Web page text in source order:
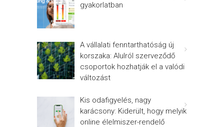
gyakorlatban
A vállalati fenntarthatóság új
korszaka: Alulról szerveződő
csoportok hozhatják el a valódi
változást
Kis odafigyelés, nagy
karácsony: Kiderült, hogy melyik
online élelmiszer-rendelő